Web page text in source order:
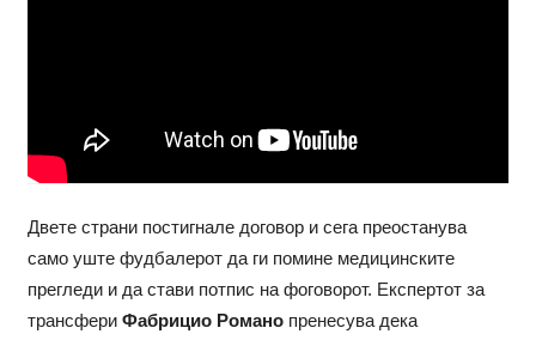
Двете страни постигнале договор и сега преостанува
само уште фудбалерот да ги помине медицинските
прегледи и да стави потпис на фоговорот. Експертот за
трансфериФабрицио Романопренесува дека